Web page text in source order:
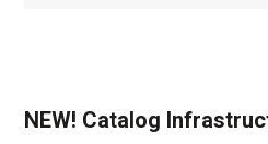
NEW! Catalog